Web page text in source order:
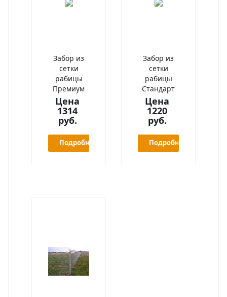
Забор из
сетки
рабицы
Премиум
Цена
1314
руб.
Подробнее
Забор из
сетки
рабицы
Стандарт
Цена
1220
руб.
Подробнее